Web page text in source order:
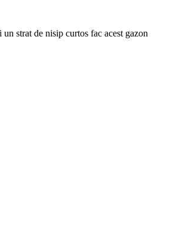
strat de nisip curtos fac acest gazon